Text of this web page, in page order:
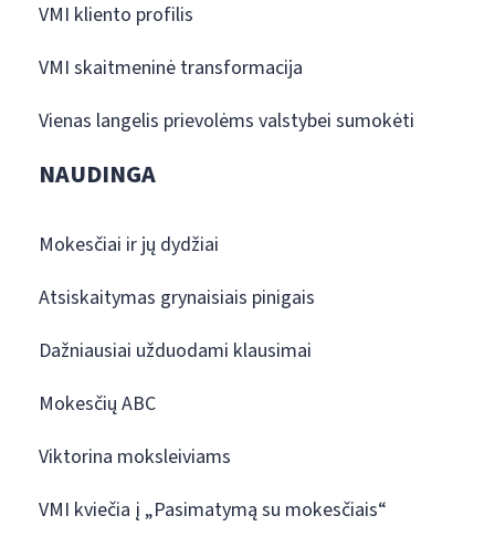
VMI kliento profilis
VMI skaitmeninė transformacija
Vienas langelis prievolėms valstybei sumokėti
NAUDINGA
Mokesčiai ir jų dydžiai
Atsiskaitymas grynaisiais pinigais
Dažniausiai užduodami klausimai
Mokesčių ABC
Viktorina moksleiviams
VMI kviečia į „Pasimatymą su mokesčiais“